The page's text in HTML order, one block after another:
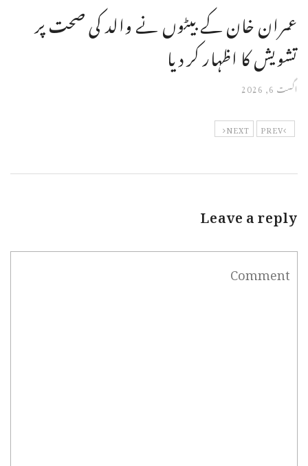
عمران خان کے بیٹوں نے والد کی صحت پر
تشویش کا اظہار کر دیا
اگست 6, 2026
PREV
NEXT
Leave a reply